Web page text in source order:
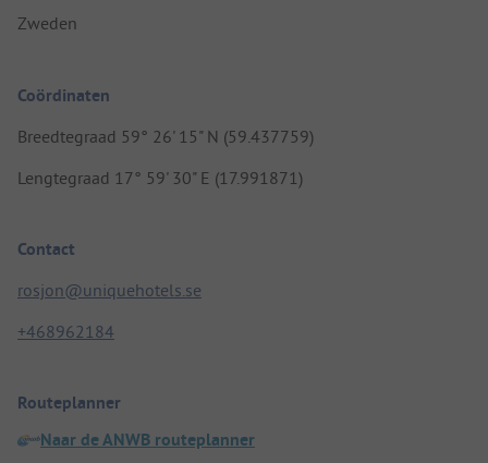
Zweden
Coördinaten
Breedtegraad 59° 26' 15" N (59.437759)
Lengtegraad 17° 59' 30" E (17.991871)
Contact
rosjon@uniquehotels.se
+468962184
Routeplanner
Naar de ANWB routeplanner